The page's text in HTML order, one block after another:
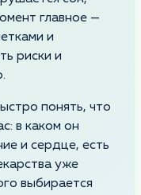
главное —
и
риски и
понять, что
в каком он
и сердце, есть
уже
выбирается